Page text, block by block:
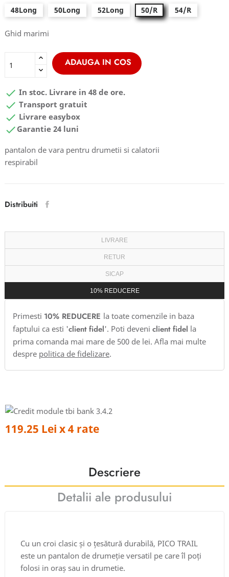
48Long 50Long 52Long 50/R 54/R
Ghid marimi
ADAUGA IN COS
 In stoc. Livrare in 48 de ore.
 Transport gratuit
 Livrare easybox
 Garantie 24 luni
pantalon de vara pentru drumetii si calatorii
respirabil
Distribuiti
LIVRARE
RETUR
SICAP
10% REDUCERE
Primesti 10% REDUCERE la toate comenzile in baza
faptului ca esti 'client fidel'. Poti deveni client fidel la
prima comanda mai mare de 500 de lei. Afla mai multe
despre politica de fidelizare.
119.25 Lei x 4 rate
Descriere
Detalii ale produsului
Cu un croi clasic și o țesătură durabilă, PICO TRAIL
este un pantalon de drumeție versatil pe care îl poți
folosi in oraș sau in drumetie.